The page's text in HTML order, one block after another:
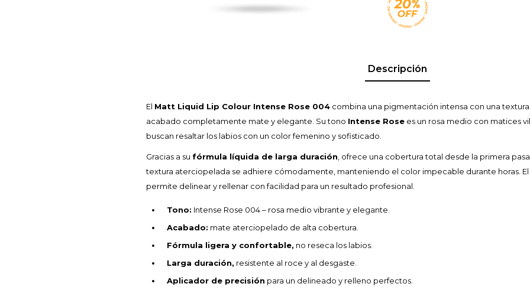
Descripción
El Matt Liquid Lip Colour Intense Rose 004 combina una pigmentación intensa con una
acabado completamente mate y elegante. Su tono Intense Rose es un rosa medio con matices
buscan resaltar los labios con un color femenino y sofisticado.
Gracias a su fórmula líquida de larga duración , ofrece una cobertura total desde la primera
textura aterciopelada se adhiere cómodamente, manteniendo el color impecable durante horas. El
permite delinear y rellenar con facilidad para un resultado profesional.
Tono: Intense Rose 004 – rosa medio vibrante y elegante.
Acabado: mate aterciopelado de alta cobertura.
Fórmula ligera y confortable, no reseca los labios.
Larga duración, resistente al roce y al desgaste.
Aplicador de precisión para un delineado y relleno perfectos.